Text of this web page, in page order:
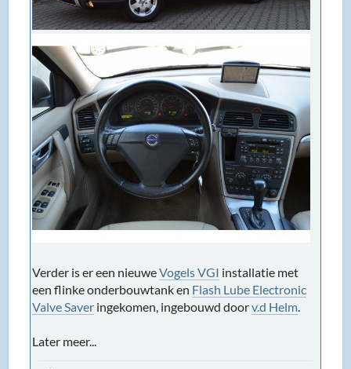
Verder is er een nieuweVogels VGI installatie met
een flinke onderbouwtank en Flash Lube Electronic
Valve Saver ingekomen, ingebouwd doorv.d Helm.
Later meer...